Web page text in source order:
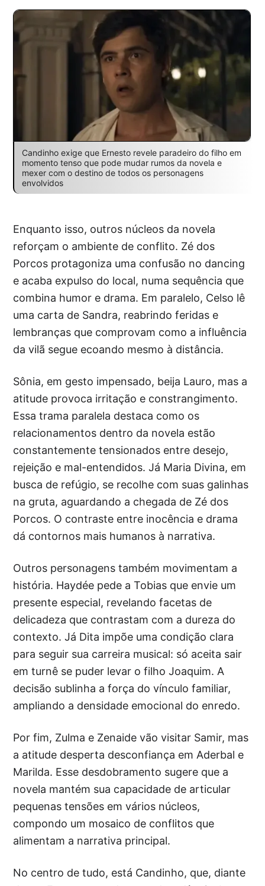
Candinho exige que Ernesto revele paradeiro do filho em
momento tenso que pode mudar rumos da novela e
mexer com o destino de todos os personagens
envolvidos
Enquanto isso, outros núcleos da novela
reforçam o ambiente de conflito. Zé dos
Porcos protagoniza uma confusão no dancing
e acaba expulso do local, numa sequência que
combina humor e drama. Em paralelo, Celso lê
uma carta de Sandra, reabrindo feridas e
lembranças que comprovam como a influência
da vilã segue ecoando mesmo à distância.
Sônia, em gesto impensado, beija Lauro, mas a
atitude provoca irritação e constrangimento.
Essa trama paralela destaca como os
relacionamentos dentro da novela estão
constantemente tensionados entre desejo,
rejeição e mal-entendidos. Já Maria Divina, em
busca de refúgio, se recolhe com suas galinhas
na gruta, aguardando a chegada de Zé dos
Porcos. O contraste entre inocência e drama
dá contornos mais humanos à narrativa.
Outros personagens também movimentam a
história. Haydée pede a Tobias que envie um
presente especial, revelando facetas de
delicadeza que contrastam com a dureza do
contexto. Já Dita impõe uma condição clara
para seguir sua carreira musical: só aceita sair
em turnê se puder levar o filho Joaquim. A
decisão sublinha a força do vínculo familiar,
ampliando a densidade emocional do enredo.
Por fim, Zulma e Zenaide vão visitar Samir, mas
a atitude desperta desconfiança em Aderbal e
Marilda. Esse desdobramento sugere que a
novela mantém sua capacidade de articular
pequenas tensões em vários núcleos,
compondo um mosaico de conflitos que
alimentam a narrativa principal.
No centro de tudo, está Candinho, que, diante